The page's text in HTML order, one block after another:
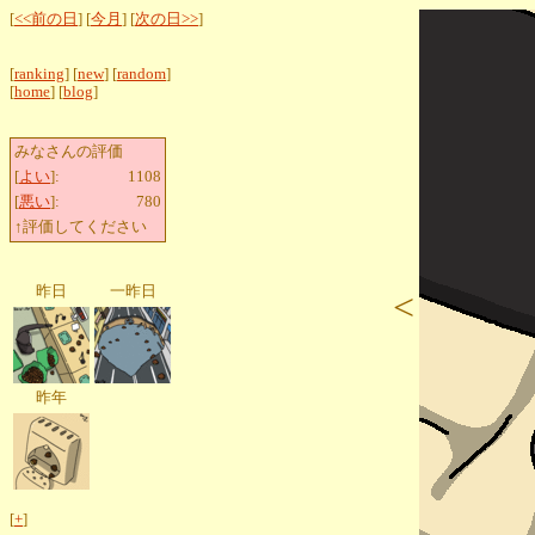
[<<前の日 ] [今月 ] [次の日>>]
[ranking] [new] [random]
[home] [blog]
みなさんの評価
[よい]:
1108
[悪い]:
780
↑評価してください
昨日 一昨日
昨年
[+]
<